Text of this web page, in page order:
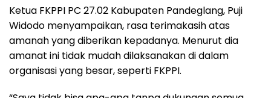
Ketua FKPPI PC 27.02 Kabupaten Pandeglang, Puji
Widodo menyampaikan, rasa terimakasih atas
amanah yang diberikan kepadanya. Menurut dia
amanat ini tidak mudah dilaksanakan di dalam
organisasi yang besar, seperti FKPPI.